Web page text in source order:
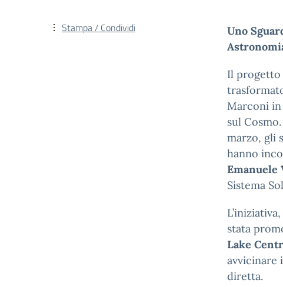
Uno
Il progetto
Marconi
sul
marzo, gli
hanno
Emanuele
Sistema
stata
Lake
avvicinare
diretta.
Stampa / Condividi